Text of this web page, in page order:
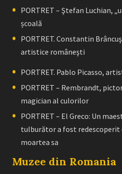
PORTRET – Ştefan Luchian,
școală
PORTRET. Constantin
artistice româneşti
PORTRET. Pablo Picasso,
PORTRET – Rembrandt,
magician al culorilor
PORTRET – El Greco: Un
tulburător a fost redescoperit
moartea sa
Muzee din Romania